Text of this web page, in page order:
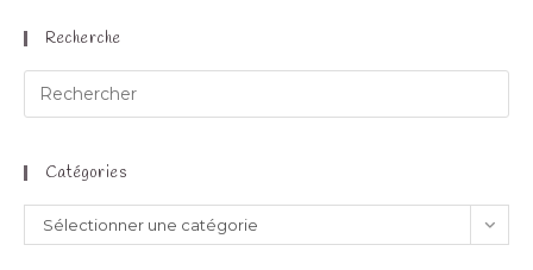
Recherche
Catégories
Sélectionner une catégorie